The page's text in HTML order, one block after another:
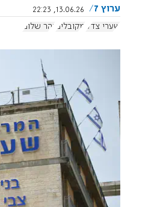
ערוץ 7
13.06.26, 22:23
שערי צדק מקובלים נהר שלום